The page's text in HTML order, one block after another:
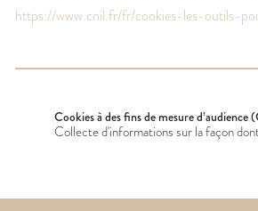
https://www.cnil.fr/fr/cookies-les-outils-
Cookies à des fins de mesure d’audience
Collecte d'informations sur la façon